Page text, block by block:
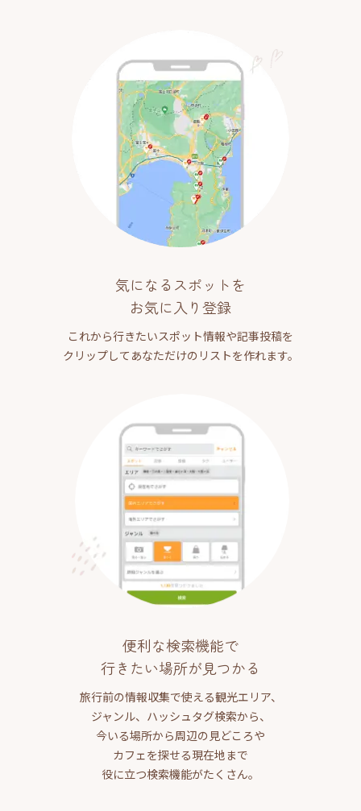
気になるスポットを
お気に入り登録
これから行きたいスポット情報や記事投稿を
クリップしてあなただけのリストを作れます。
便利な検索機能で
行きたい場所が見つかる
旅行前の情報収集で使える観光エリア、
ジャンル、ハッシュタグ検索から、
今いる場所から周辺の見どころや
カフェを探せる現在地まで
役に立つ検索機能がたくさん。